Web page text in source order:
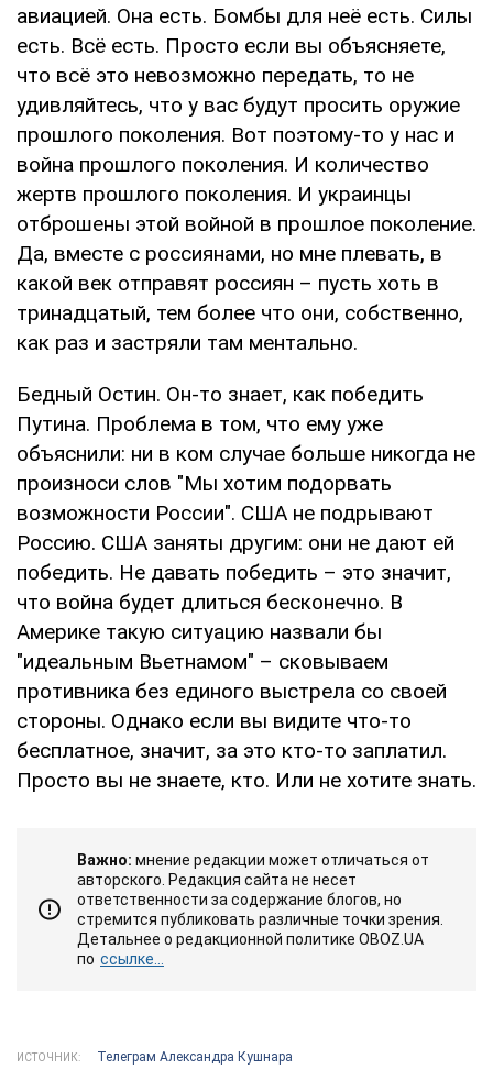
авиацией. Она есть. Бомбы для неё есть. Силы
есть. Всё есть. Просто если вы объясняете,
что всё это невозможно передать, то не
удивляйтесь, что у вас будут просить оружие
прошлого поколения. Вот поэтому-то у нас и
война прошлого поколения. И количество
жертв прошлого поколения. И украинцы
отброшены этой войной в прошлое поколение.
Да, вместе с россиянами, но мне плевать, в
какой век отправят россиян – пусть хоть в
тринадцатый, тем более что они, собственно,
как раз и застряли там ментально.
Бедный Остин. Он-то знает, как победить
Путина. Проблема в том, что ему уже
объяснили: ни в ком случае больше никогда не
произноси слов "Мы хотим подорвать
возможности России". США не подрывают
Россию. США заняты другим: они не дают ей
победить. Не давать победить – это значит,
что война будет длиться бесконечно. В
Америке такую ситуацию назвали бы
"идеальным Вьетнамом" – сковываем
противника без единого выстрела со своей
стороны. Однако если вы видите что-то
бесплатное, значит, за это кто-то заплатил.
Просто вы не знаете, кто. Или не хотите знать.
Важно: мнение редакции может отличаться от
авторского. Редакция сайта не несет
ответственности за содержание блогов, но
стремится публиковать различные точки зрения.
Детальнее о редакционной политике OBOZ.UA
по ссылке...
ИСТОЧНИК: Телеграм Александра Кушнара